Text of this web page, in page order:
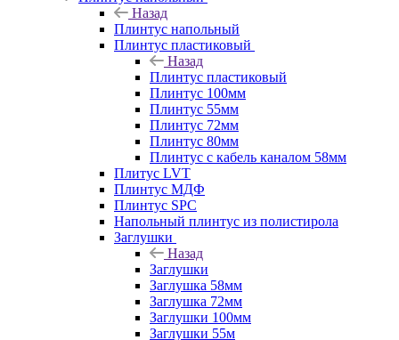
Назад
Плинтус напольный
Плинтус пластиковый
Назад
Плинтус пластиковый
Плинтус 100мм
Плинтус 55мм
Плинтус 72мм
Плинтус 80мм
Плинтус с кабель каналом 58мм
Плитус LVT
Плинтус МДФ
Плинтус SPC
Напольный плинтус из полистирола
Заглушки
Назад
Заглушки
Заглушка 58мм
Заглушка 72мм
Заглушки 100мм
Заглушки 55м